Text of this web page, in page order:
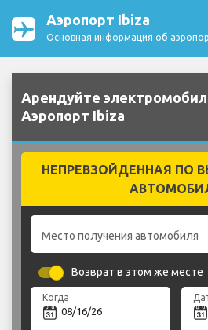
Аэропорт Ibiza
Основная информация об
Арендуйте
Аэропорт Ibiza
НЕПРЕВЗОЙДЕННАЯ ПО
Место получения автомобиля
Возврат в этом же месте
Когда